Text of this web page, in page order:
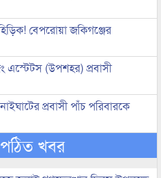
বেপরোয়া জকিগঞ্জের
এস্টেটস (উপশহর) প্রবাসী
প্রবাসী পাঁচ পরিবারকে
পঠিত খবর